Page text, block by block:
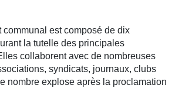
communal est composé de dix
la tutelle des principales
collaborent avec de nombreuses
syndicats, journaux, clubs
nombre explose après la proclamation